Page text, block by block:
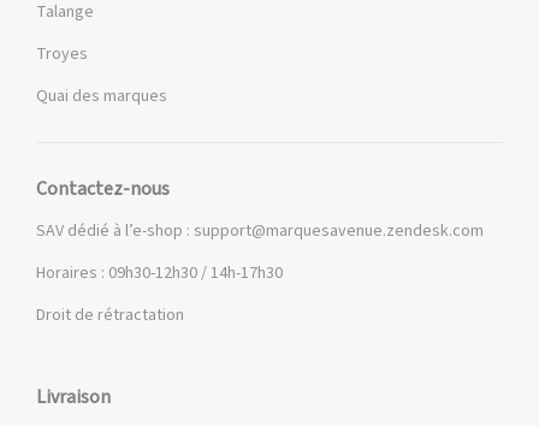
Talange
Troyes
Quai des marques
Contactez-nous
SAV dédié à l’e-shop : support@marquesavenue.zendesk.com
Horaires : 09h30-12h30 / 14h-17h30
Droit de rétractation
Livraison